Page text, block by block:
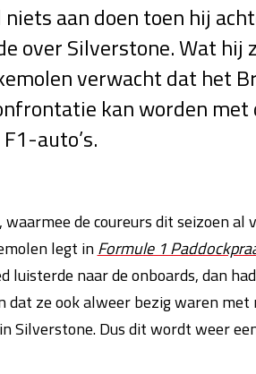
aan doen toen hij
over Silverstone. Wat hij
verwacht dat het
kan worden met
auto’s.
de coureurs dit seizoen al
legt inFormule 1
luisterde naar de onboards, dan
dat ze ook alweer bezig waren
Silverstone. Dus dit wordt weer